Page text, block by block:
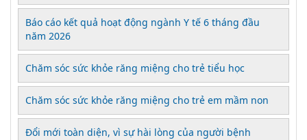
Báo cáo kết quả hoạt động ngành Y tế 6 tháng đầu
năm 2026
Chăm sóc sức khỏe răng miệng cho trẻ tiểu học
Chăm sóc sức khỏe răng miệng cho trẻ em mầm non
Đổi mới toàn diện, vì sự hài lòng của người bệnh